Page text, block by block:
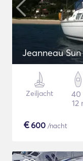
Jeanneau
Zeiljacht
40
12
€600 /nacht